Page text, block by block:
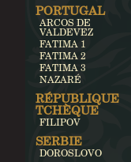
PORTUGAL
ARCOS DE
VALDEVEZ
FATIMA 1
FATIMA 2
FATIMA 3
NAZARÉ
RÉPUBLIQUE
TCHÈQUE
FILIPOV
SERBIE
DOROSLOVO